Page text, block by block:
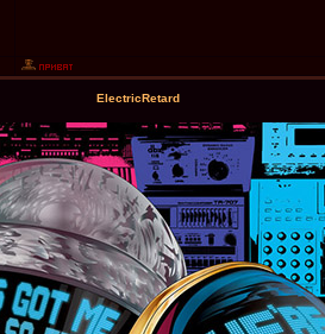
ElectricRetard